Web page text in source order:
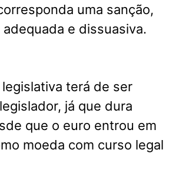
uma sanção,
e dissuasiva.
terá de ser
já que dura
que o euro entrou em
moeda com curso legal